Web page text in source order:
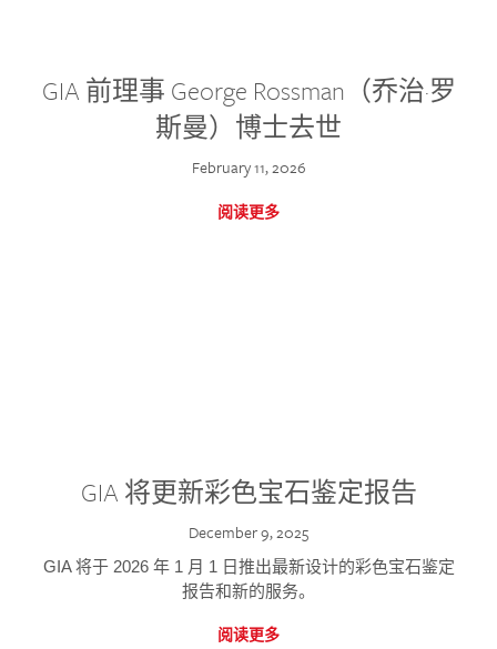
GIA 前理事 George Rossman（乔治·罗
斯曼）博士去世
February 11, 2026
阅读更多
GIA 将更新彩色宝石鉴定报告
December 9, 2025
GIA 将于 2026 年 1 月 1 日推出最新设计的彩色宝石鉴定
报告和新的服务。
阅读更多